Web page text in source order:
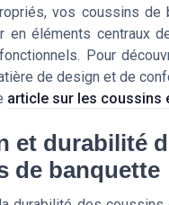
vos coussins de
en éléments centraux
Pour
de design et de
article sur les coussins
et durabilité
de banquette